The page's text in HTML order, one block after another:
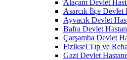
Alaçam Devlet
Asarcık İlçe Devlet
Ayvacık Devlet
Bafra Devlet
Çarşamba Devlet
Fiziksel Tıp ve
Gazi Devlet